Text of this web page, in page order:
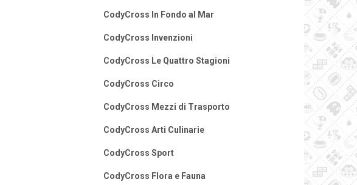
CodyCross In Fondo al Mar
CodyCross Invenzioni
CodyCross Le Quattro Stagioni
CodyCross Circo
CodyCross Mezzi di Trasporto
CodyCross Arti Culinarie
CodyCross Sport
CodyCross Flora e Fauna